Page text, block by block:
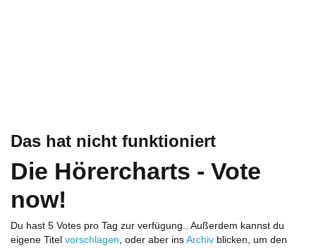
Das hat nicht funktioniert
Die Hörercharts - Vote
now!
Du hast 5 Votes pro Tag zur verfügung.. Außerdem kannst du
eigene Titel vorschlagen, oder aber ins Archiv blicken, um den